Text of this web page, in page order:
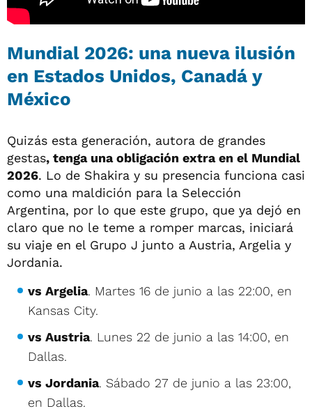
Mundial 2026: una nueva ilusión
en Estados Unidos, Canadá y
México
Quizás esta generación, autora de grandes
gestas, tenga una obligación extra en el Mundial
2026. Lo de Shakira y su presencia funciona casi
como una maldición para la Selección
Argentina, por lo que este grupo, que ya dejó en
claro que no le teme a romper marcas, iniciará
su viaje en el Grupo J junto a Austria, Argelia y
Jordania.
vs Argelia. Martes 16 de junio a las 22:00, en
Kansas City.
vs Austria. Lunes 22 de junio a las 14:00, en
Dallas.
vs Jordania. Sábado 27 de junio a las 23:00,
en Dallas.